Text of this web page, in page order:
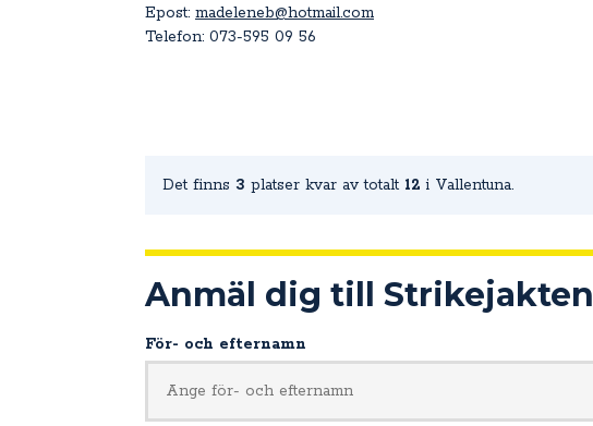
Epost: madeleneb@hotmail.com
Telefon: 073-595 09 56
Det finns 3 platser kvar av totalt 12 i Vallentuna.
Anmäl dig till Strikejakten
För- och efternamn